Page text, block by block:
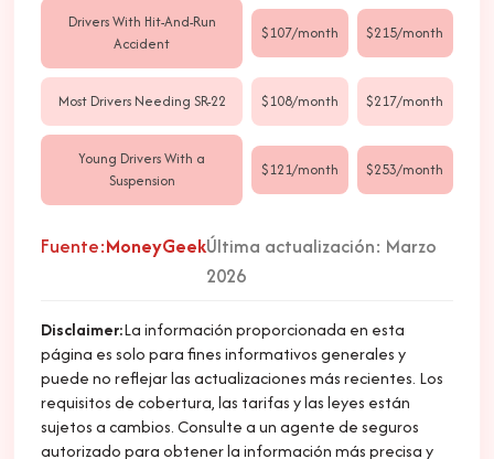
Drivers With Hit-And-Run
Accident
$107/month $215/month
Most Drivers Needing SR-22 $108/month $217/month
Young Drivers With a
Suspension
$121/month $253/month
Fuente:MoneyGeekÚltima actualización: Marzo
2026
Disclaimer:La información proporcionada en esta
página es solo para fines informativos generales y
puede no reflejar las actualizaciones más recientes. Los
requisitos de cobertura, las tarifas y las leyes están
sujetos a cambios. Consulte a un agente de seguros
autorizado para obtener la información más precisa y